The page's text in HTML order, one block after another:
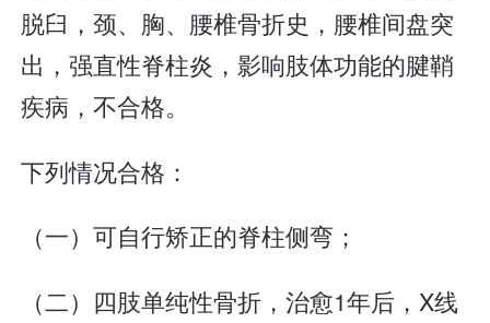
脱臼，颈、胸、腰椎骨折史，腰椎间盘突
出，强直性脊柱炎，影响肢体功能的腱鞘
疾病，不合格。
下列情况合格：
（一）可自行矫正的脊柱侧弯；
（二）四肢单纯性骨折，治愈1年后，X线